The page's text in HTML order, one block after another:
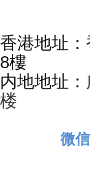
香港地址
8樓
内地地址：
楼
微